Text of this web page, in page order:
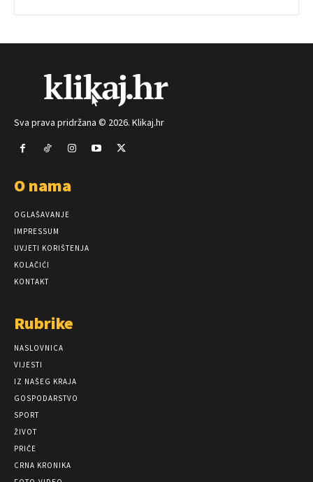
Sva prava pridržana © 2026. Klikaj.hr
O nama
OGLAŠAVANJE
IMPRESSUM
UVJETI KORIŠTENJA
KOLAČIĆI
KONTAKT
Rubrike
NASLOVNICA
VIJESTI
IZ NAŠEG KRAJA
GOSPODARSTVO
SPORT
ŽIVOT
PRIČE
CRNA KRONIKA